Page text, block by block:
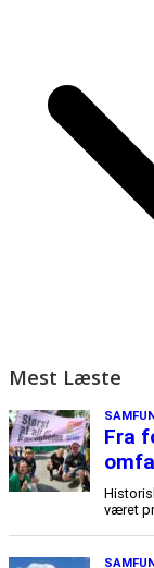
Mest Læste